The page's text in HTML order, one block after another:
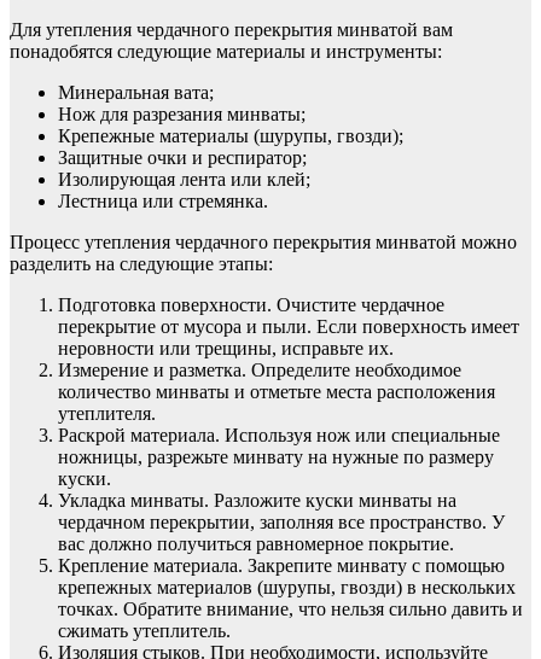
Для утепления чердачного перекрытия минватой вам
понадобятся следующие материалы и инструменты:
Минеральная вата;
Нож для разрезания минваты;
Крепежные материалы (шурупы, гвозди);
Защитные очки и респиратор;
Изолирующая лента или клей;
Лестница или стремянка.
Процесс утепления чердачного перекрытия минватой можно
разделить на следующие этапы:
Подготовка поверхности. Очистите чердачное
перекрытие от мусора и пыли. Если поверхность имеет
неровности или трещины, исправьте их.
Измерение и разметка. Определите необходимое
количество минваты и отметьте места расположения
утеплителя.
Раскрой материала. Используя нож или специальные
ножницы, разрежьте минвату на нужные по размеру
куски.
Укладка минваты. Разложите куски минваты на
чердачном перекрытии, заполняя все пространство. У
вас должно получиться равномерное покрытие.
Крепление материала. Закрепите минвату с помощью
крепежных материалов (шурупы, гвозди) в нескольких
точках. Обратите внимание, что нельзя сильно давить и
сжимать утеплитель.
Изоляция стыков. При необходимости, используйте